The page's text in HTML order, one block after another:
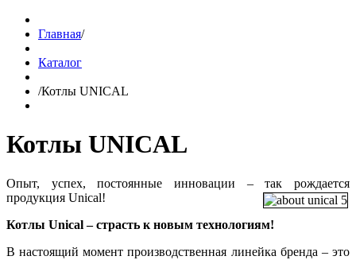
Главная/
Каталог
/Котлы UNICAL
Котлы UNICAL
Опыт, успех, постоянные инновации – так рождается
продукция Unical!
Котлы Unical – страсть к новым технологиям!
В настоящий момент производственная линейка бренда – это